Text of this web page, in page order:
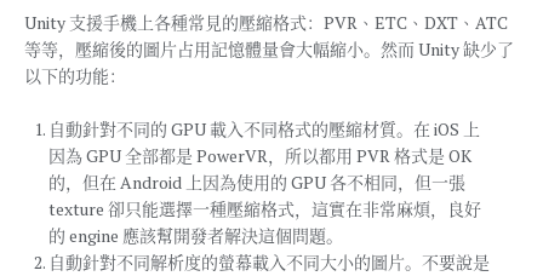
Unity 支援手機上各種常見的壓縮格式：PVR、ETC、DXT、ATC
等等，壓縮後的圖片占用記憶體量會大幅縮小。然而 Unity 缺少了
以下的功能：
自動針對不同的 GPU 載入不同格式的壓縮材質。在 iOS 上
因為 GPU 全部都是 PowerVR，所以都用 PVR 格式是 OK
的，但在 Android 上因為使用的 GPU 各不相同，但一張
texture 卻只能選擇一種壓縮格式，這實在非常麻煩，良好
的 engine 應該幫開發者解決這個問題。
自動針對不同解析度的螢幕載入不同大小的圖片。不要說是